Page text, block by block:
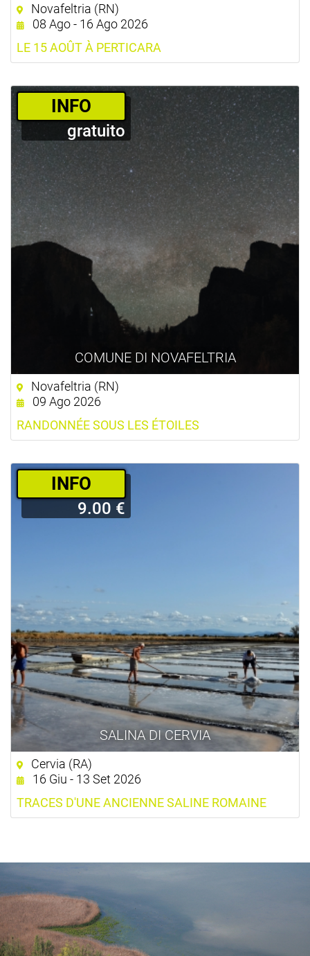
Novafeltria (RN)
08 Ago - 16 Ago 2026
LE 15 AOÛT À PERTICARA
COMUNE DI NOVAFELTRIA
­INFO
gratuito
Novafeltria (RN)
09 Ago 2026
RANDONNÉE SOUS LES ÉTOILES
SALINA DI CERVIA
­INFO
9.00 €
Cervia (RA)
16 Giu - 13 Set 2026
TRACES D'UNE ANCIENNE SALINE ROMAINE